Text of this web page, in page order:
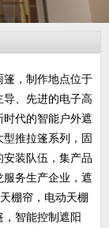
篷，制作地点位于
、先进的电子高
代的智能户外遮
推拉篷系列，固
装队伍，集产品
务生产企业，遮
棚帘，电动天棚
智能控制遮阳